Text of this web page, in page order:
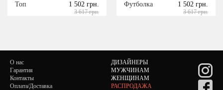
Топ
1 502 грн.
3 617 грн.
Футболка
1 502 грн.
3 617 грн.
О нас
Гарантия
Контакты
Оплата/Доставка
ДИЗАЙНЕРЫ
МУЖЧИНАМ
ЖЕНЩИНАМ
РАСПРОДАЖА